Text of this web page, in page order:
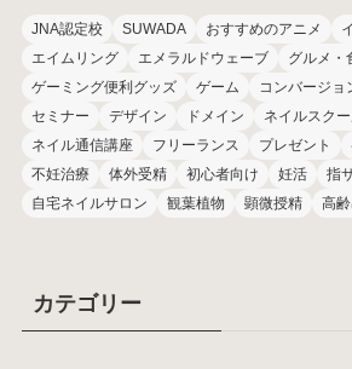
JNA認定校 SUWADA おすすめのアニメ
エイムリング
エメラルドウェーブ
グルメ・
ゲーミング便利グッズ
ゲーム コンバージョ
セミナー
デザイン ドメイン ネイルスク
ネイル通信講座
フリーランス プレゼント
不妊治療
体外受精 初心者向け 妊活 指
自宅ネイルサロン
観葉植物 顕微授精 高
カテゴリー